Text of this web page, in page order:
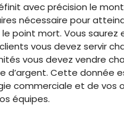
avec précision le
nécessaire pour
point mort. Vous saurez
vous devez servir
vous devez vendre
d’argent. Cette donnée
commerciale et de vos
équipes.